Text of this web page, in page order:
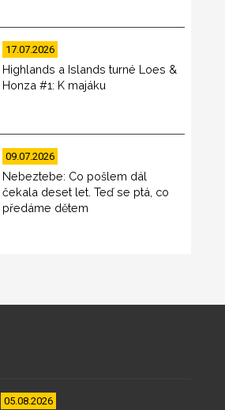
17.07.2026
Highlands a Islands turné Loes &
Honza #1: K majáku
09.07.2026
Nebeztebe: Co pošlem dál
čekala deset let. Teď se ptá, co
předáme dětem
05.08.2026